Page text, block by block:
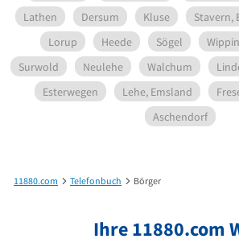
Lathen
Dersum Kluse Stavern,
Lorup
Heede Sögel
Surwold
Neulehe Walchum
Esterwegen
Lehe, Emsland
Aschendorf
11880.com Telefonbuch Börger
Ihre 11880.com